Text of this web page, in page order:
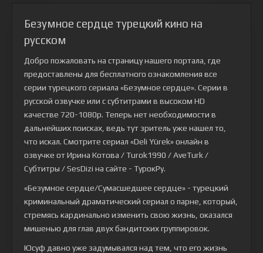
Безумное сердце турецкий кино на
русском
Добро пожаловать на страницу нашего портала, где
предоставлены для бесплатного ознакомления все
серии турецкого сериала «Безумное сердце». Серии в
русской озвучке или с субтитрами в высоком HD
качестве 720-1080p. Теперь нет необходимости в
дальнейших поисках, ведь тут зритель уже нашел то,
что искал. Смотрите сериал «Deli Yürek» онлайн в
озвучке от Ирина Котова / Turok1990 / AveTurk /
Субтитры / SesDizi на сайте - ТурокРу.
«Безумное сердце/Сумасшедшее сердце» - турецкий
криминальный драматический сериал о парне, который,
стремясь кардинально изменить свою жизнь, оказался
мишенью для глав двух бандитских группировок.
Юсуф давно уже задумывался над тем, что его жизнь